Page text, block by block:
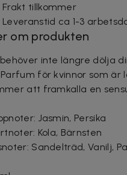
Frakt tillkommer
Leveranstid ca 1-3
om produkten
behöver inte längre dölja
för kvinnor som är
att framkalla en
Jasmin, Persika
Kola, Bärnsten
Sandelträd, Vanilj,